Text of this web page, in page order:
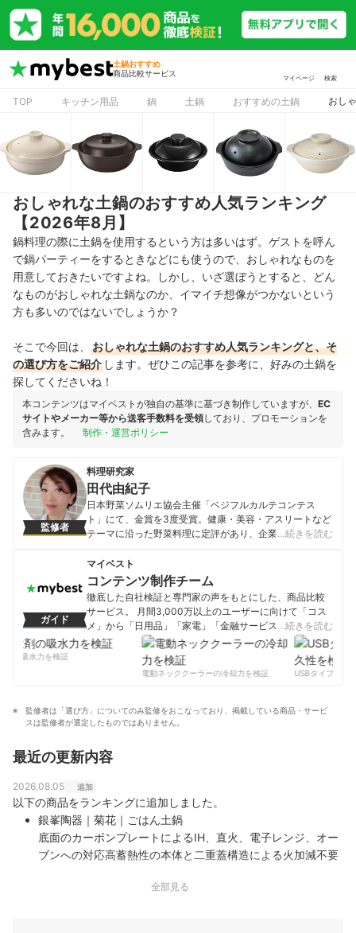
土鍋おすすめ
商品比較サービス
マイページ 検索
TOP キッチン用品 鍋 土鍋 おすすめの土鍋 おし
おしゃれな土鍋のおすすめ人気ランキング
【2026年8月】
鍋料理の際に土鍋を使用するという方は多いはず。ゲストを呼ん
で鍋パーティーをするときなどにも使うので、おしゃれなものを
用意しておきたいですよね。しかし、いざ選ぼうとすると、どん
なものがおしゃれな土鍋なのか、イマイチ想像がつかないという
方も多いのではないでしょうか？
そこで今回は、 おしゃれな土鍋のおすすめ人気ランキングと、そ
の選び方をご紹介 します。ぜひこの記事を参考に、好みの土鍋を
探してくださいね！
本コンテンツはマイベストが独自の基準に基づき制作していますが、 EC
サイトやメーカー等から送客手数料を受領しており、プロモーションを
含みます。
制作・運営ポリシー
監修者
料理研究家
田代由紀子
日本野菜ソムリエ協会主催「ベジフルカルテコンテス
ト」にて、金賞を3度受賞。健康・美容・アスリートなど
テーマに沿った野菜料理に定評があり、企業・自治体な
活を！」をコンセプトに、主婦目線のアイデアを盛り込
んだ料理教室「オレンジキッチンクッキングスタジオ」
を主宰している。 野菜ソムリエ・アスリートフードマイ
スター・食生活アドバイザー等の資格多数。読売新聞ヨ
ミドクターで今日の健康レシピ「田代由紀子のアスリー
トレシピ」を連載中。
田代由紀子のプロフィール
…続きを読む
ガイド
マイベスト
コンテンツ制作チーム
徹底した自社検証と専門家の声をもとにした、商品比較
サービス。 月間3,000万以上のユーザーに向けて「コス
メ」から「日用品」「家電」「金融サービス」まで、ベ
ストな商品を選んでもらうために、毎日コンテンツを制
コンテンツ制作チームのプロフィール
…続きを読む
の吸水力を検証
電動ネッククーラーの冷却力を検証
USBタイプCケー
監修者は「選び方」についてのみ監修をおこなっており、掲載している商品・サービ
スは監修者が選定したものではありません。
最近の更新内容
2026.08.05 追加
以下の商品をランキングに追加しました。
銀峯陶器｜菊花｜ごはん土鍋
底面のカーボンプレートによるIH、直火、電子レンジ、オー
ブンへの対応高蓄熱性の本体と二重蓋構造による火加減不要
全部見る